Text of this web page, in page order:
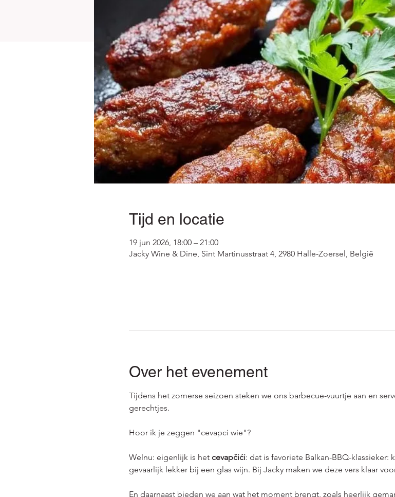
Tijd en locatie
19 jun 2026, 18:00 – 21:00
Jacky Wine & Dine, Sint Martinusstraat 4, 2980 Halle-Zoersel, België
Over het evenement
Tijdens het zomerse seizoen steken we ons barbecue-vuurtje aan en
gerechtjes.
Hoor ik je zeggen "cevapci wie"?
Welnu: eigenlijk is het cevapčići: dat is favoriete Balkan-BBQ-
gevaarlijk lekker bij een glas wijn. Bij Jacky maken we deze vers klaar
En daarnaast bieden we aan wat het moment brengt, zoals heerlijk